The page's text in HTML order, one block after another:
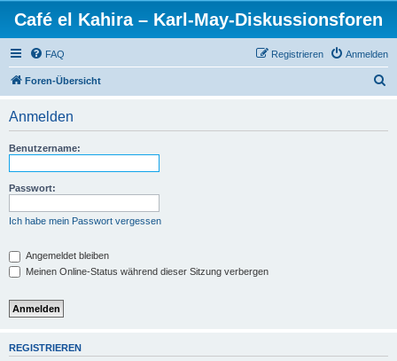
Café el Kahira – Karl-May-Diskussionsforen
FAQ Anmelden
Registrieren
Foren-Übersicht
Anmelden
Benutzername:
Passwort:
Ich habe mein Passwort vergessen
Angemeldet bleiben
Meinen Online-Status während dieser Sitzung verbergen
REGISTRIEREN